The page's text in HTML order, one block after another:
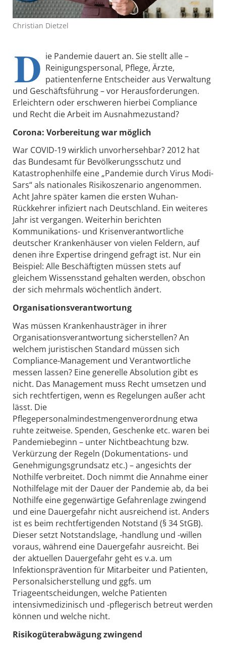
Christian Dietzel
D ie Pandemie dauert an. Sie stellt alle –
Reinigungspersonal, Pflege, Ärzte,
patientenferne Entscheider aus Verwaltung
und Geschäftsführung – vor Herausforderungen.
Erleichtern oder erschweren hierbei Compliance
und Recht die Arbeit im Ausnahmezustand?
Corona: Vorbereitung war möglich
War COVID-19 wirklich unvorhersehbar? 2012 hat
das Bundesamt für Bevölkerungsschutz und
Katastrophenhilfe eine „Pandemie durch Virus Modi-
Sars“ als nationales Risikoszenario angenommen.
Acht Jahre später kamen die ersten Wuhan-
Rückkehrer infiziert nach Deutschland. Ein weiteres
Jahr ist vergangen. Weiterhin berichten
Kommunikations- und Krisenverantwortliche
deutscher Krankenhäuser von vielen Feldern, auf
denen ihre Expertise dringend gefragt ist. Nur ein
Beispiel: Alle Beschäftigten müssen stets auf
gleichem Wissensstand gehalten werden, obschon
der sich mehrmals wöchentlich ändert.
Organisationsverantwortung
Was müssen Krankenhausträger in ihrer
Organisationsverantwortung sicherstellen? An
welchem juristischen Standard müssen sich
Compliance-Management und Verantwortliche
messen lassen? Eine generelle Absolution gibt es
nicht. Das Management muss Recht umsetzen und
sich rechtfertigen, wenn es Regelungen außer acht
lässt. Die
Pflegepersonalmindestmengenverordnung etwa
ruhte zeitweise. Spenden, Geschenke etc. waren bei
Pandemiebeginn – unter Nichtbeachtung bzw.
Verkürzung der Regeln (Dokumentations- und
Genehmigungsgrundsatz etc.) – angesichts der
Nothilfe verbreitet. Doch nimmt die Annahme einer
Nothilfelage mit der Dauer der Pandemie ab, da bei
Nothilfe eine gegenwärtige Gefahrenlage zwingend
und eine Dauergefahr nicht ausreichend ist. Anders
ist es beim rechtfertigenden Notstand (§ 34 StGB).
Dieser setzt Notstandslage, -handlung und -willen
voraus, während eine Dauergefahr ausreicht. Bei
der aktuellen Dauergefahr geht es v.a. um
Infektionsprävention für Mitarbeiter und Patienten,
Personalsicherstellung und ggfs. um
Triageentscheidungen, welche Patienten
intensivmedizinisch und -pflegerisch betreut werden
können und welche nicht.
Risikogüterabwägung zwingend